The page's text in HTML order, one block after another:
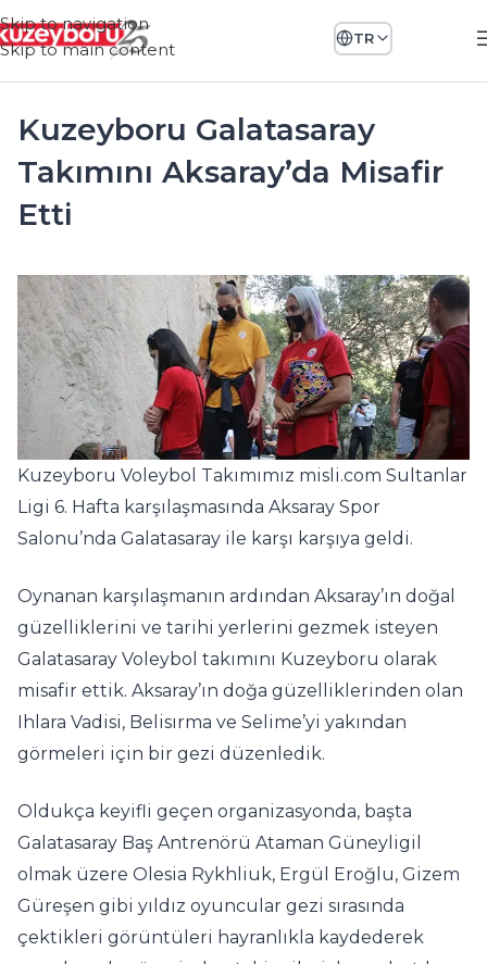
Skip to navigation
Skip to main content
TR
Kuzeyboru Galatasaray
Takımını Aksaray’da Misafir
Etti
Kuzeyboru Voleybol Takımımız misli.com Sultanlar
Ligi 6. Hafta karşılaşmasında Aksaray Spor
Salonu’nda Galatasaray ile karşı karşıya geldi.
Oynanan karşılaşmanın ardından Aksaray’ın doğal
güzelliklerini ve tarihi yerlerini gezmek isteyen
Galatasaray Voleybol takımını Kuzeyboru olarak
misafir ettik. Aksaray’ın doğa güzelliklerinden olan
Ihlara Vadisi, Belisırma ve Selime’yi yakından
görmeleri için bir gezi düzenledik.
Oldukça keyifli geçen organizasyonda, başta
Galatasaray Baş Antrenörü Ataman Güneyligil
olmak üzere Olesia Rykhliuk, Ergül Eroğlu, Gizem
Güreşen gibi yıldız oyuncular gezi sırasında
çektikleri görüntüleri hayranlıkla kaydederek